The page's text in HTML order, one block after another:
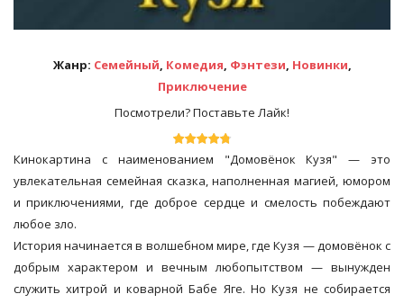
Жанр: Семейный, Комедия, Фэнтези, Новинки,
Приключение
Посмотрели? Поставьте Лайк!
Кинокартина с наименованием "Домовёнок Кузя" — это
увлекательная семейная сказка, наполненная магией, юмором
и приключениями, где доброе сердце и смелость побеждают
любое зло.
История начинается в волшебном мире, где Кузя — домовёнок с
добрым характером и вечным любопытством — вынужден
служить хитрой и коварной Бабе Яге. Но Кузя не собирается